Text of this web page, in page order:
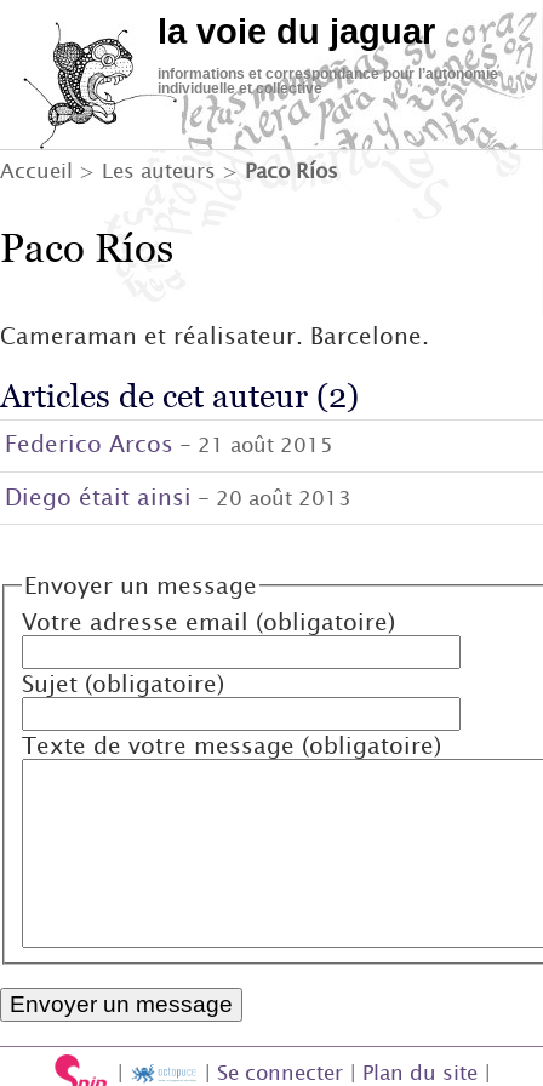
la voie du jaguar
informations et correspondance pour l’autonomie
individuelle et collective
Accueil > Les auteurs > Paco Ríos
Paco Ríos
Cameraman et réalisateur. Barcelone.
Articles de cet auteur (2)
Federico Arcos - 21 août 2015
Diego était ainsi - 20 août 2013
Envoyer un message
Votre adresse email (obligatoire)
Sujet (obligatoire)
Texte de votre message (obligatoire)
| | Se connecter | Plan du site |